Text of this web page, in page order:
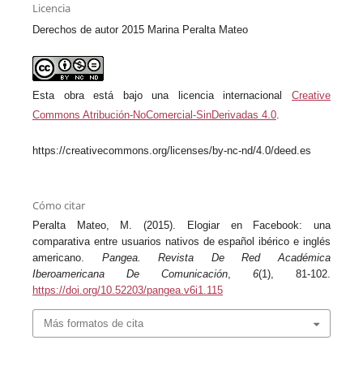
Licencia
Derechos de autor 2015 Marina Peralta Mateo
Esta obra está bajo una licencia internacionalCreative
Commons Atribución-NoComercial-SinDerivadas 4.0.
https://creativecommons.org/licenses/by-nc-nd/4.0/deed.es
Cómo citar
Peralta Mateo, M. (2015). Elogiar en Facebook: una
comparativa entre usuarios nativos de español ibérico e inglés
americano. Pangea. Revista De Red Académica
Iberoamericana De Comunicación,6(1), 81-102.
https://doi.org/10.52203/pangea.v6i1.115
Más formatos de cita